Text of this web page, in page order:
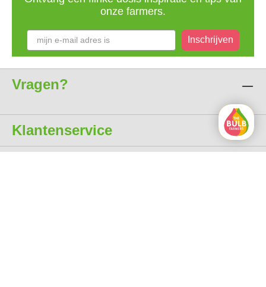
onze farmers.
Inschrijven
Vragen?
Klantenservice